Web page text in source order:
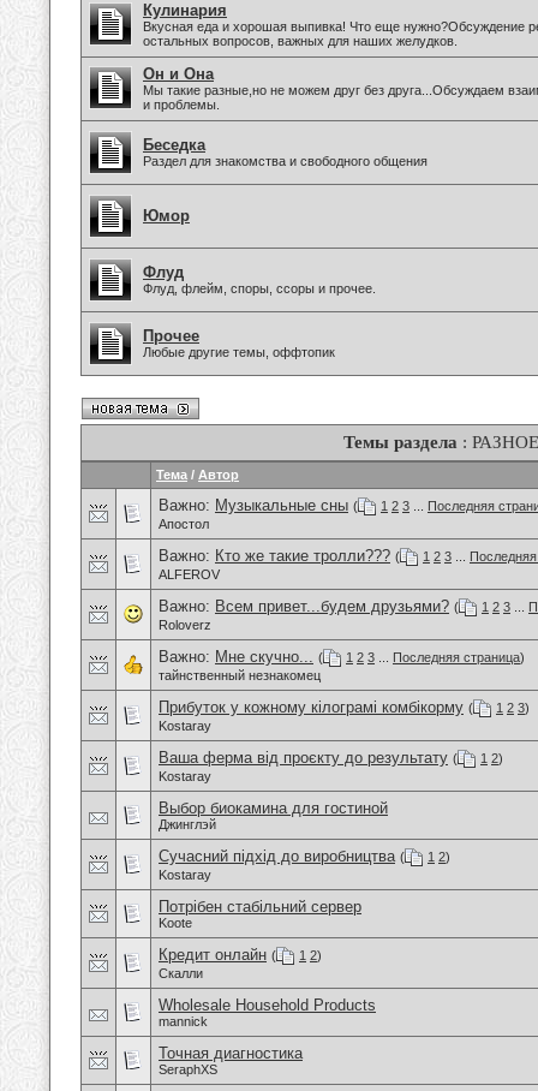
Кулинария
Вкусная еда и хорошая выпивка! Что еще нужно?Обсуждение
остальных вопросов, важных для наших желудков.
Он и Она
Мы такие разные,но не можем друг без друга...Обсуждаем
и проблемы.
Беседка
Раздел для знакомства и свободного общения
Юмор
Флуд
Флуд, флейм, споры, ссоры и прочее.
Прочее
Любые другие темы, оффтопик
Темы раздела : РАЗНОЕ
Тема / Автор
Важно: Музыкальные сны ( 1 2 3
Последняя
Апостол
Важно: Кто же такие тролли??? ( 1 2 3
ALFEROV
Важно: Всем привет...будем друзьями? ( 1 2 3
Roloverz
Важно: Мне скучно... ( 1 2 3 Последняя страница)
тайнственный незнакомец
Прибуток у кожному кілограмі комбікорму ( 1 2 3)
Kostaray
Ваша ферма від проєкту до результату ( 1 2)
Kostaray
Выбор биокамина для гостиной
Джинглэй
Сучасний підхід до виробництва ( 1 2)
Kostaray
Потрібен стабільний сервер
Koote
Кредит онлайн ( 1 2)
Скалли
Wholesale Household Products
mannick
Точная диагностика
SeraphXS